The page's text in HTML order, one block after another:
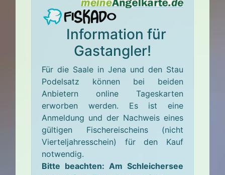
Information für
Gastangler!
Für die Saale in Jena und den Stau
Podelsatz können bei beiden
Anbietern online Tageskarten
erworben werden. Es ist eine
Anmeldung und der Nachweis eines
gültigen Fischereischeins (nicht
Vierteljahresschein) für den Kauf
notwendig.
Bitte beachten: Am Schleichersee